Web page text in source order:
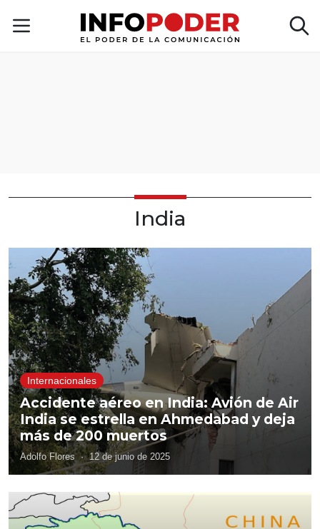
India
Internacionales
Accidente aéreo en India: Avión de Air
India se estrella en Ahmedabad y deja
más de 200 muertos
Adolfo Flores· 12 de junio de 2025